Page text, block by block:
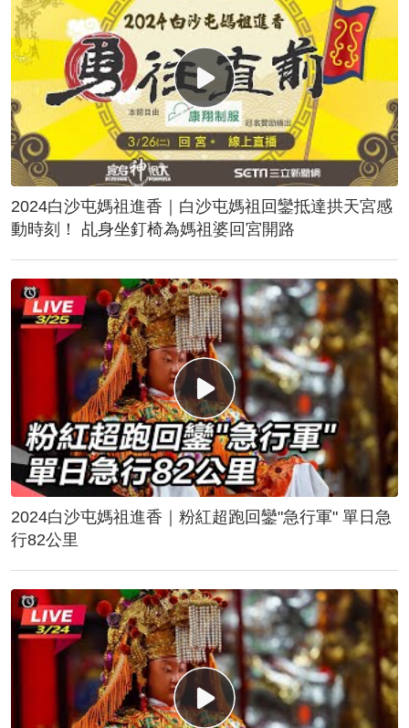
2024白沙屯媽祖進香｜白沙屯媽祖回鑾抵達拱天宮感
動時刻！ 乩身坐釘椅為媽祖婆回宮開路
2024白沙屯媽祖進香｜粉紅超跑回鑾"急行軍" 單日急
行82公里